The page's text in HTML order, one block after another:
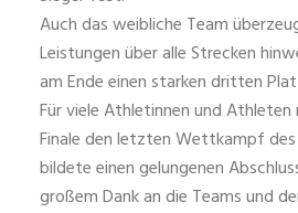
Auch das weibliche Team
Leistungen über alle Strecken
am Ende einen starken dritten
Für viele Athletinnen und Athleten
Finale den letzten Wettkampf
bildete einen gelungenen
großem Dank an die Teams und